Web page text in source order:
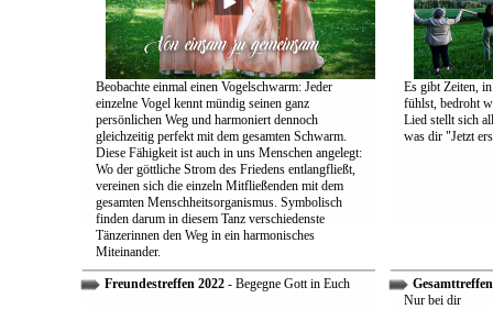
Beobachte einmal einen Vogelschwarm: Jeder
einzelne Vogel kennt mündig seinen ganz
persönlichen Weg und harmoniert dennoch
gleichzeitig perfekt mit dem gesamten Schwarm.
Diese Fähigkeit ist auch in uns Menschen angelegt:
Wo der göttliche Strom des Friedens entlangfließt,
vereinen sich die einzeln Mitfließenden mit dem
gesamten Menschheitsorganismus. Symbolisch
finden darum in diesem Tanz verschiedenste
Tänzerinnen den Weg in ein harmonisches
Miteinander.
Es gibt Zeiten,
fühlst, bedroht
Lied stellt sich
was dir "Jetzt
Freundestreffen 2022- Begegne Gott in Euch
Nur bei dir